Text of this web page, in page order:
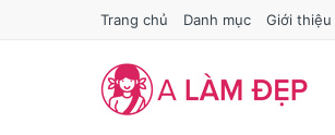
Trang chủ Danh mục Giới thiệu